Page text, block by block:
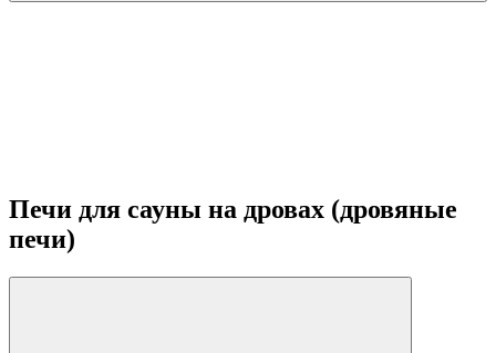
Печи для сауны на дровах (дровяные
печи)